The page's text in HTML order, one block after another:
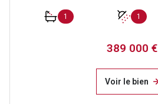
1 1
389 000 €
Voir le bien